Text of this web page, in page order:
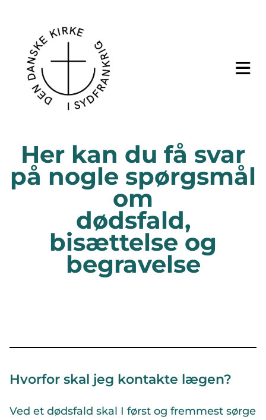
Her kan du få svar
på nogle spørgsmål
om
dødsfald,
bisættelse og
begravelse
Hvorfor skal jeg kontakte lægen?
Ved et dødsfald skal I først og fremmest sørge